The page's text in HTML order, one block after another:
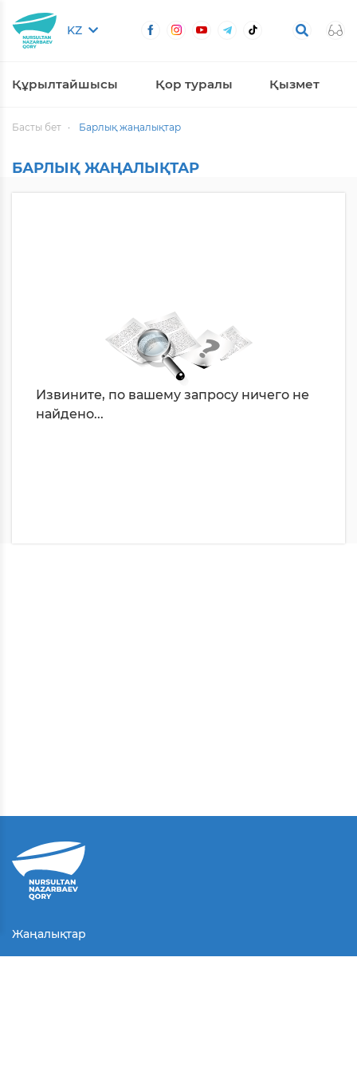
KZ
Құрылтайшысы Қор туралы Қызмет
Басты бет Барлық жаңалықтар
БАРЛЫҚ ЖАҢАЛЫҚТАР
Извините, по вашему запросу ничего не
найдено...
Жаңалықтар